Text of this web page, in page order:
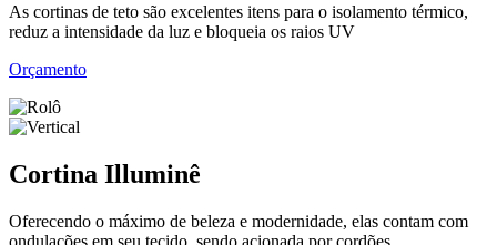
As cortinas de teto são excelentes itens para o isolamento térmico,
reduz a intensidade da luz e bloqueia os raios UV
Orçamento
Cortina Illuminê
Oferecendo o máximo de beleza e modernidade, elas contam com
ondulações em seu tecido, sendo acionada por cordões.